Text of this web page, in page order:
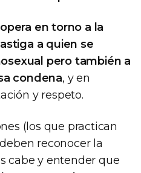
en torno a la
a quien se
pero también a
condena, y en
y respeto.
(los que practican
reconocer la
cabe y entender que